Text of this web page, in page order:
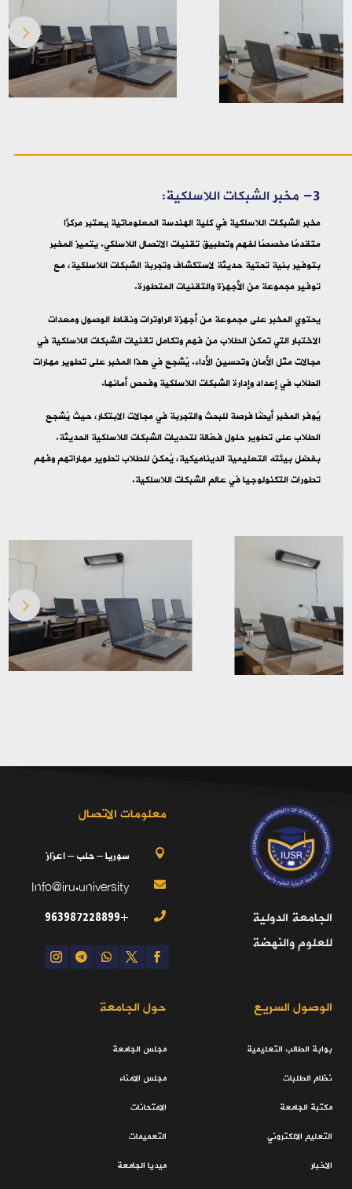
3- مخبر الشبكات اللاسلكية:
مخبر الشبكات اللاسلكية في كلية الهندسة المعلوماتية يعتبر مركزًا
متقدمًا مخصصًا لفهم وتطبيق تقنيات الاتصال اللاسلكي. يتميز المخبر
بتوفير بنية تحتية حديثة لاستكشاف وتجربة الشبكات اللاسلكية، مع
توفير مجموعة من الأجهزة والتقنيات المتطورة.
يحتوي المخبر على مجموعة من أجهزة الراوترات ونقاط الوصول ومعدات
الاختبار التي تمكن الطلاب من فهم وتكامل تقنيات الشبكات اللاسلكية في
مجالات مثل الأمان وتحسين الأداء. يُشجع في هذا المخبر على تطوير مهارات
الطلاب في إعداد وإدارة الشبكات اللاسلكية وفحص أمانها.
يُوفر المخبر أيضًا فرصة للبحث والتجربة في مجالات الابتكار، حيث يُشجع
الطلاب على تطوير حلول فعّالة لتحديات الشبكات اللاسلكية الحديثة.
بفضل بيئته التعليمية الديناميكية، يُمكن للطلاب تطوير مهاراتهم وفهم
تطورات التكنولوجيا في عالم الشبكات اللاسلكية.
الجامعة الدولية
للعلوم والنهضة
معلومات الاتصال
 سوريا – حلب – اعزاز

Info@iru.university

+963987228899
الوصول السريع
بوابة الطالب التعليمية
نظام الطلبات
مكتبة الجامعة
التعليم الالكتروني
الاخبار
حول الجامعة
مجلس الجامعة
مجلس الامناء
الامتحانات
التعميمات
ميديا الجامعة